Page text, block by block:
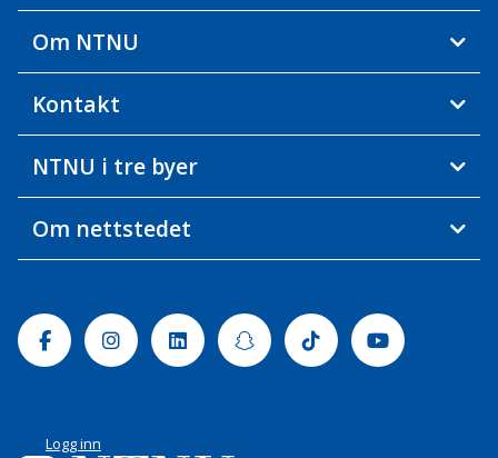
Om NTNU
Kontakt
NTNU i tre byer
Om nettstedet
FacebookInstagramLinkedinSnapchatTiktok Youtube
Logg inn